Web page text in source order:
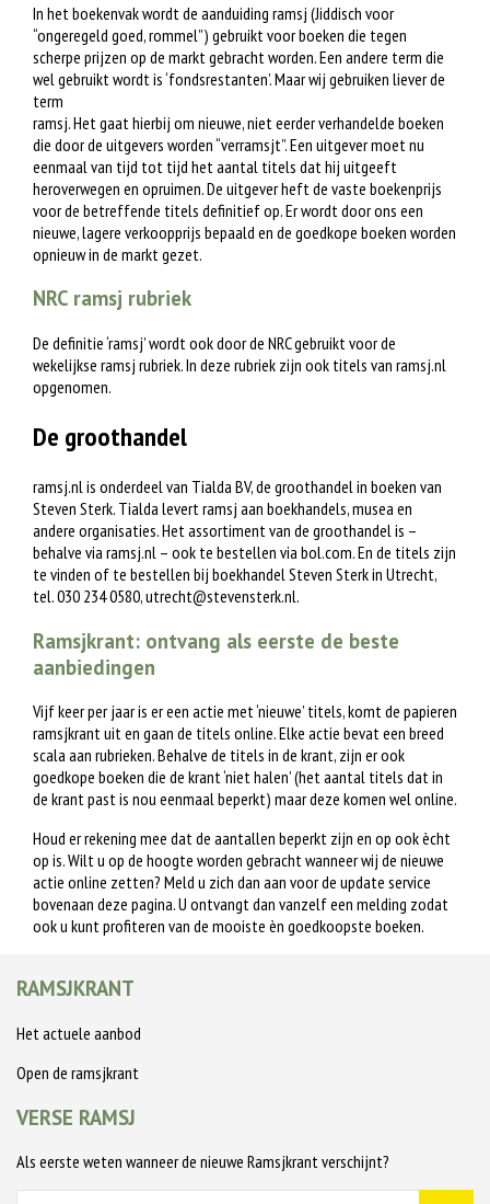
In het boekenvak wordt de aanduiding ramsj (Jiddisch voor
“ongeregeld goed, rommel”) gebruikt voor boeken die tegen
scherpe prijzen op de markt gebracht worden. Een andere term die
wel gebruikt wordt is ‘fondsrestanten’. Maar wij gebruiken liever de
term
ramsj. Het gaat hierbij om nieuwe, niet eerder verhandelde boeken
die door de uitgevers worden “verramsjt”. Een uitgever moet nu
eenmaal van tijd tot tijd het aantal titels dat hij uitgeeft
heroverwegen en opruimen. De uitgever heft de vaste boekenprijs
voor de betreffende titels definitief op. Er wordt door ons een
nieuwe, lagere verkoopprijs bepaald en de goedkope boeken worden
opnieuw in de markt gezet.
NRC ramsj rubriek
De definitie ‘ramsj’ wordt ook door de NRC gebruikt voor de
wekelijkse ramsj rubriek. In deze rubriek zijn ook titels van ramsj.nl
opgenomen.
De groothandel
ramsj.nl is onderdeel van Tialda BV, de groothandel in boeken van
Steven Sterk. Tialda levert ramsj aan boekhandels, musea en
andere organisaties. Het assortiment van de groothandel is –
behalve via ramsj.nl – ook te bestellen via bol.com. En de titels zijn
te vinden of te bestellen bij boekhandel Steven Sterk in Utrecht,
tel. 030 234 0580,utrecht@stevensterk.nl.
Ramsjkrant: ontvang als eerste de beste
aanbiedingen
Vijf keer per jaar is er een actie met ‘nieuwe’ titels, komt de papieren
ramsjkrant uit en gaan de titels online. Elke actie bevat een breed
scala aan rubrieken. Behalve de titels in de krant, zijn er ook
goedkope boeken die de krant ‘niet halen’ (het aantal titels dat in
de krant past is nou eenmaal beperkt) maar deze komen wel online.
Houd er rekening mee dat de aantallen beperkt zijn en op ook ècht
op is. Wilt u op de hoogte worden gebracht wanneer wij de nieuwe
actie online zetten? Meld u zich dan aan voor de update service
bovenaan deze pagina. U ontvangt dan vanzelf een melding zodat
ook u kunt profiteren van de mooiste èn goedkoopste boeken.
RAMSJKRANT
Het actuele aanbod
Open de ramsjkrant
VERSE RAMSJ
Als eerste weten wanneer de nieuwe Ramsjkrant verschijnt?